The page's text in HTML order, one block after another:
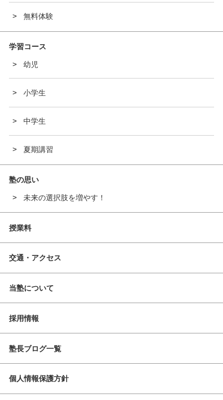
無料体験
学習コース
幼児
小学生
中学生
夏期講習
塾の思い
未来の選択肢を増やす！
授業料
交通・アクセス
当塾について
採用情報
塾長ブログ一覧
個人情報保護方針